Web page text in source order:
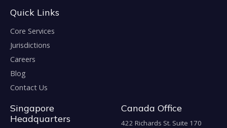
Quick Links
Core Services
Jurisdictions
Careers
Blog
Contact Us
Singapore
Headquarters
Canada Office
422 Richards St. Suite 170